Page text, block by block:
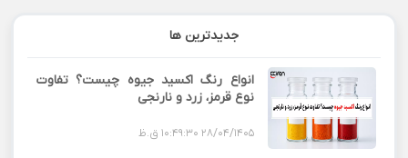
جدیدترین ها
انواع رنگ اکسید جیوه چیست؟ تفاوت
نوع قرمز، زرد و نارنجی
28/04/1405 10:49:30 ق.ظ